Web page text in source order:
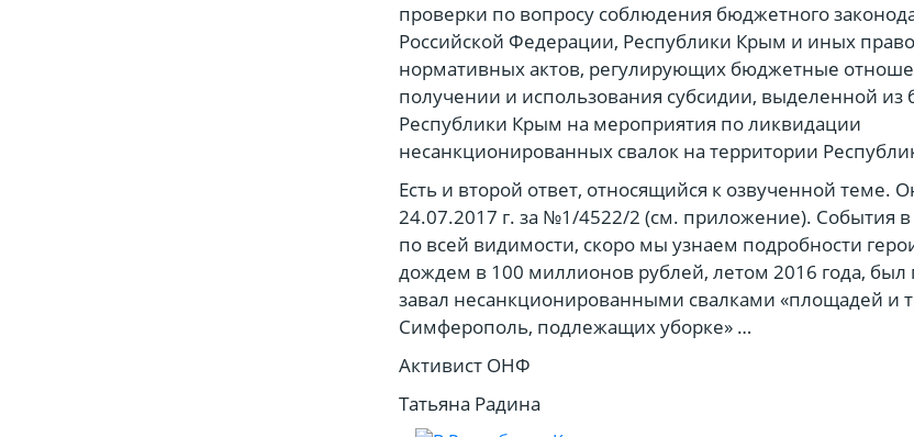
проверки по вопросу соблюдения бюджетного
Российской Федерации, Республики Крым и иных
нормативных актов, регулирующих бюджетные
получении и использования субсидии, выделенной из
Республики Крым на мероприятия по ликвидации
несанкционированных свалок на территории
Есть и второй ответ, относящийся к озвученной теме.
24.07.2017 г. за №1/4522/2 (см. приложение). События в
по всей видимости, скоро мы узнаем подробности
дождем в 100 миллионов рублей, летом 2016 года,
завал несанкционированными свалками «площадей и
Симферополь, подлежащих уборке» …
Активист ОНФ
Татьяна Радина